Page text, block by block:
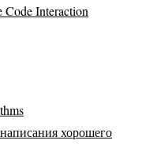
Code Interaction
хорошего